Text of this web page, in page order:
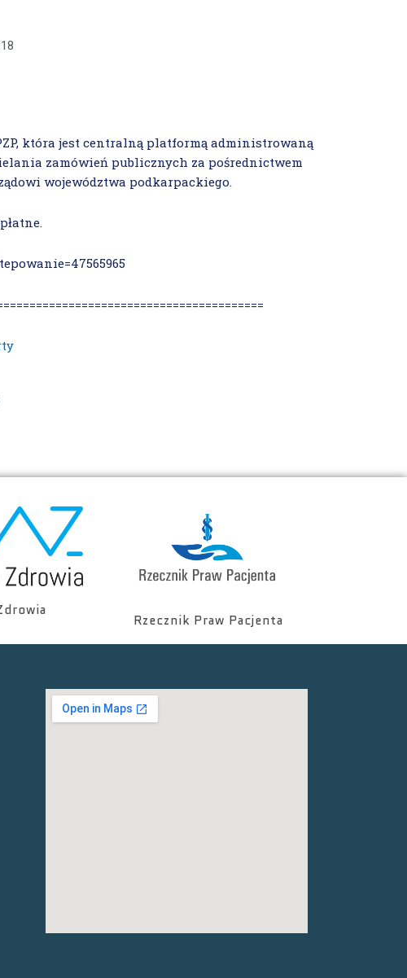
która jest centralną platformą administrowaną
zamówień publicznych za pośrednictwem
województwa podkarpackiego.
Rzecznik Praw Pacjenta